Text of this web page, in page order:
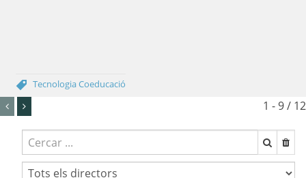
TecnologiaCoeducació
1 - 9 / 12